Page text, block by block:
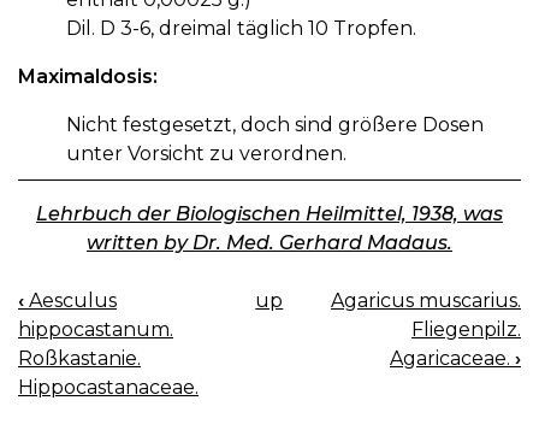
Dil. D 3-6, dreimal täglich 10 Tropfen.
Maximaldosis:
Nicht festgesetzt, doch sind größere Dosen
unter Vorsicht zu verordnen.
Lehrbuch der Biologischen Heilmittel, 1938, was
written by Dr. Med. Gerhard Madaus.
BOOK
NAVIGATION
‹ Aesculus
hippocastanum.
Roßkastanie.
Hippocastanaceae.
up
Agaricus muscarius.
Fliegenpilz.
Agaricaceae. ›